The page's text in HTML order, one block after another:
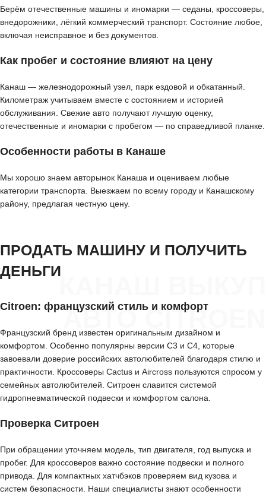
Берём отечественные машины и иномарки — седаны, кроссоверы,
внедорожники, лёгкий коммерческий транспорт. Состояние любое,
включая неисправное и без документов.
Как пробег и состояние влияют на цену
Канаш — железнодорожный узел, парк ездовой и обкатанный.
Километраж учитываем вместе с состоянием и историей
обслуживания. Свежие авто получают лучшую оценку,
отечественные и иномарки с пробегом — по справедливой планке.
Особенности работы в Канаше
Мы хорошо знаем авторынок Канаша и оцениваем любые
категории транспорта. Выезжаем по всему городу и Канашскому
району, предлагая честную цену.
КАНАШ ВЫКУП
АВТО CITROEN
ПРОДАТЬ МАШИНУ И ПОЛУЧИТЬ
ДЕНЬГИ
Citroen: французский стиль и комфорт
Французский бренд известен оригинальным дизайном и
комфортом. Особенно популярны версии C3 и C4, которые
завоевали доверие российских автолюбителей благодаря стилю и
практичности. Кроссоверы Cactus и Aircross пользуются спросом у
семейных автолюбителей. Ситроен славится системой
гидропневматической подвески и комфортом салона.
Проверка Ситроен
При обращении уточняем модель, тип двигателя, год выпуска и
пробег. Для кроссоверов важно состояние подвески и полного
привода. Для компактных хатчбэков проверяем вид кузова и
систем безопасности. Наши специалисты знают особенности